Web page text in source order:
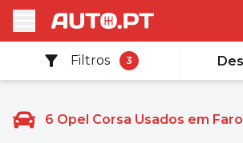
Filtros 3
6 Opel Corsa Usados em Faro